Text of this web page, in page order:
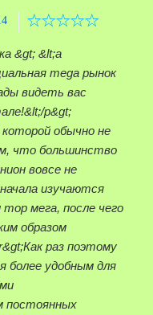
&gt; &lt;a
mega рынок
видеть вас
p&gt;
обычно не
что большинство
вовсе не
изучаются
мега, после чего
образом
раз поэтому
более удобным для
постоянных